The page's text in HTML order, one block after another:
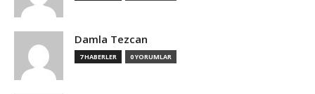
Damla Tezcan
7 HABERLER 0 YORUMLAR